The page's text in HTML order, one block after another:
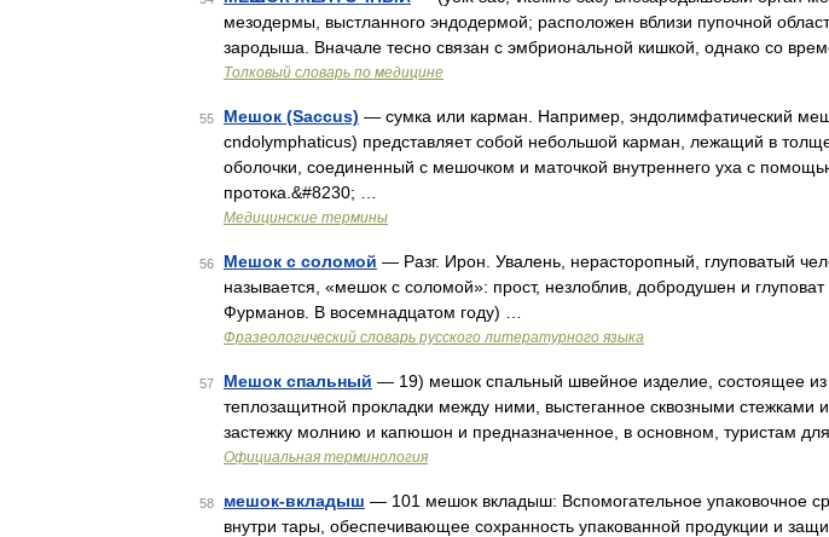
мезодермы, выстланного эндодермой; расположен вблизи пупочной
зародыша. Вначале тесно связан с эмбриональной кишкой, однако со
Толковый словарь по медицине
55 Мешок (Saccus) — сумка или карман. Например, эндолимфатический
cndolymphaticus) представляет собой небольшой карман, лежащий в
оболочки, соединенный с мешочком и маточкой внутреннего уха с
протока.&#8230; …
Медицинские термины
56 Мешок с соломой — Разг. Ирон. Увалень, нерасторопный, глуповатый
называется, «мешок с соломой»: прост, незлоблив, добродушен и глуповат
Фурманов. В восемнадцатом году) …
Фразеологический словарь русского литературного языка
57 Мешок спальный — 19) мешок спальный швейное изделие, состоящее из
теплозащитной прокладки между ними, выстеганное сквозными стежками
застежку молнию и капюшон и предназначенное, в основном, туристам
Официальная терминология
58 мешок-вкладыш — 101 мешок вкладыш: Вспомогательное упаковочное
внутри тары, обеспечивающее сохранность упакованной продукции и